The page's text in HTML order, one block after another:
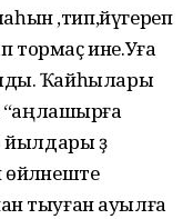
,тип,йүгереп
тормаҫ ине.Уға
Ҡайһылары
“аңлашырға
йылдары әҙ
өйләнеште
тыуған ауылға